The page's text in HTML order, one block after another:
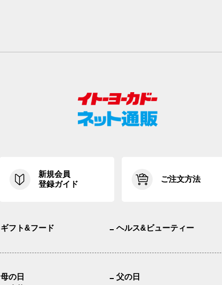
新規会員
登録ガイド
ご注文方法
ギフト&フード ヘルス&ビューティー
母の日 父の日